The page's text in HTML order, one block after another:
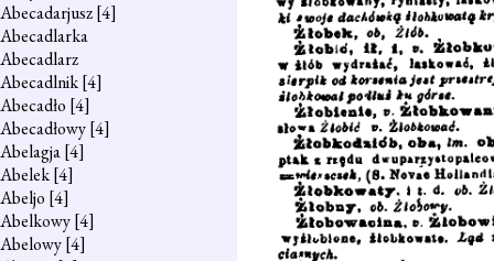
Abecadarjusz[4]
Abecadlarka
Abecadlarz
Abecadlnik[4]
Abecadło [4]
Abecadłowy[4]
Abelagja[4]
Abelek[4]
Abeljo [4]
Abelkowy[4]
Abelowy[4]